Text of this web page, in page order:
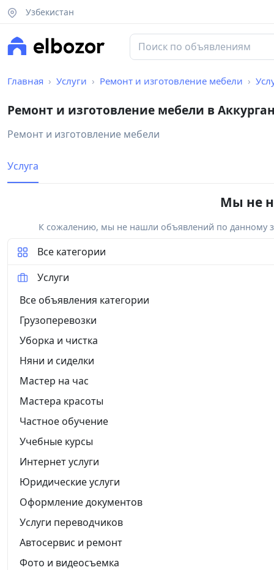
Узбекистан
Главная Услуги Ремонт и изготовление мебели
Ремонт и изготовление мебели в
Ремонт и изготовление мебели
Услуга
Мы не
К сожалению, мы не нашли объявлений по данному
Все категории
Услуги
Все объявления категории
Грузоперевозки
Уборка и чистка
Няни и сиделки
Мастер на час
Мастера красоты
Частное обучение
Учебные курсы
Интернет услуги
Юридические услуги
Оформление документов
Услуги переводчиков
Автосервис и ремонт
Фото и видеосъемка